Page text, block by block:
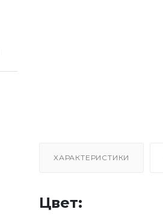
ХАРАКТЕРИСТИКИ
Цвет: